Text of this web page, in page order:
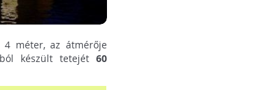
4 méter, az átmérője
készült tetejét 60